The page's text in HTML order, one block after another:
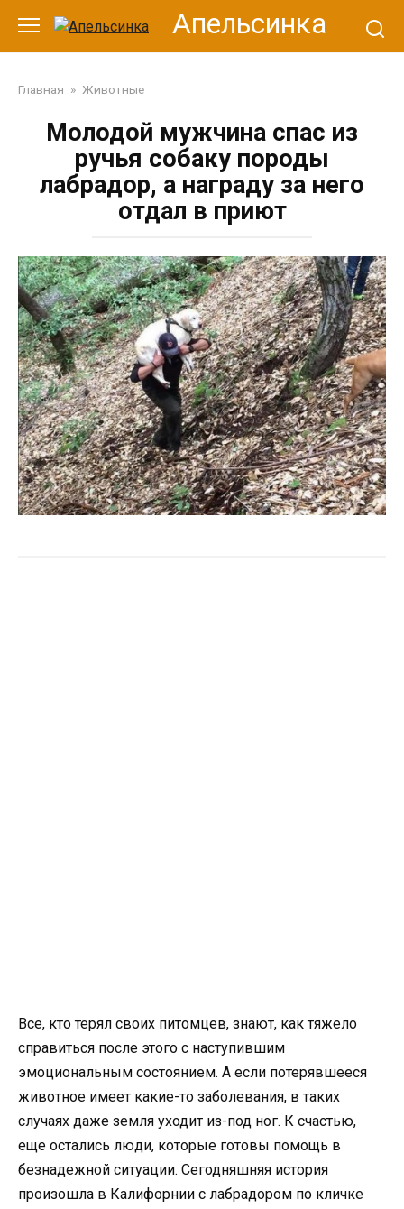
контенту
Апельсинка
Главная » Животные
Молодой мужчина спас из
ручья собаку породы
лабрадор, а награду за него
отдал в приют
Все, кто терял своих питомцев, знают, как тяжело
справиться после этого с наступившим
эмоциональным состоянием. А если потерявшееся
животное имеет какие-то заболевания, в таких
случаях даже земля уходит из-под ног. К счастью,
еще остались люди, которые готовы помощь в
безнадежной ситуации. Сегодняшняя история
произошла в Калифорнии с лабрадором по кличке